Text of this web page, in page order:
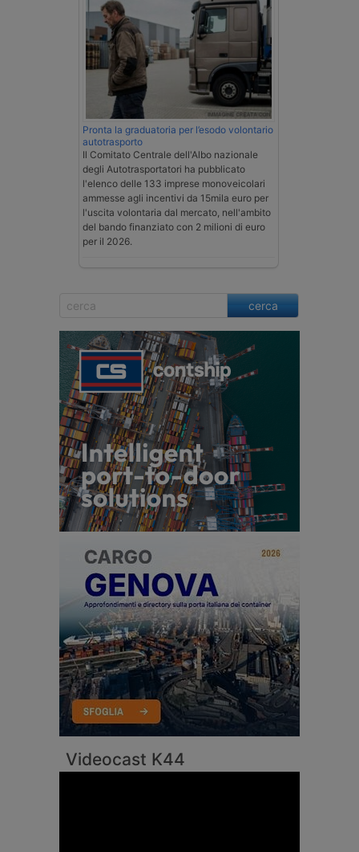
Pronta la graduatoria per l’esodo volontario
autotrasporto
Il Comitato Centrale dell'Albo nazionale
degli Autotrasportatori ha pubblicato
l'elenco delle 133 imprese monoveicolari
ammesse agli incentivi da 15mila euro per
l'uscita volontaria dal mercato, nell'ambito
del bando finanziato con 2 milioni di euro
per il 2026.
cerca
Videocast K44